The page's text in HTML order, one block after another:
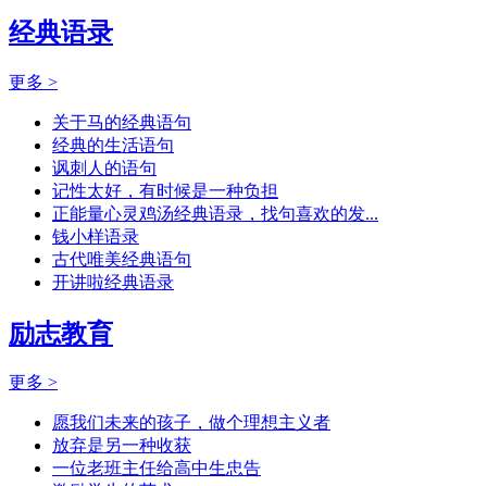
经典语录
更多 >
关于马的经典语句
经典的生活语句
讽刺人的语句
记性太好，有时候是一种负担
正能量心灵鸡汤经典语录，找句喜欢的发...
钱小样语录
古代唯美经典语句
开讲啦经典语录
励志教育
更多 >
愿我们未来的孩子，做个理想主义者
放弃是另一种收获
一位老班主任给高中生忠告